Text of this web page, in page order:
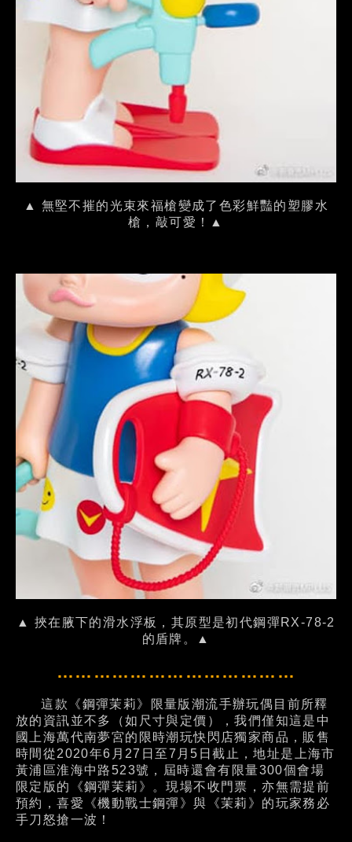
▲ 無堅不摧的光束來福槍變成了色彩鮮豔的塑膠水
槍，敲可愛！▲
▲ 挾在腋下的滑水浮板，其原型是初代鋼彈RX-78-2
的盾牌。▲
…………………………………
這款《鋼彈茉莉》限量版潮流手辦玩偶目前所釋
放的資訊並不多（如尺寸與定價），我們僅知這是中
國上海萬代南夢宮的限時潮玩快閃店獨家商品，販售
時間從2020年6月27日至7月5日截止，地址是上海市
黃浦區淮海中路523號，屆時還會有限量300個會場
限定版的《鋼彈茉莉》。現場不收門票，亦無需提前
預約，喜愛《機動戰士鋼彈》與《茉莉》的玩家務必
手刀怒搶一波！